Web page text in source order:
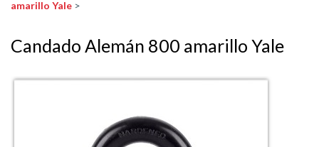
amarillo Yale >
Candado Alemán 800 amarillo Yale